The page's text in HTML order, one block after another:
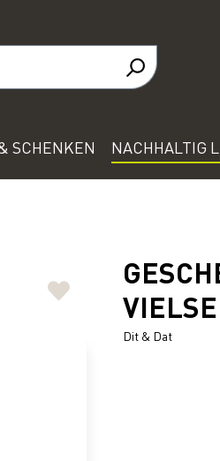
SCHENKEN NACHHALTIG
Dit & Dat